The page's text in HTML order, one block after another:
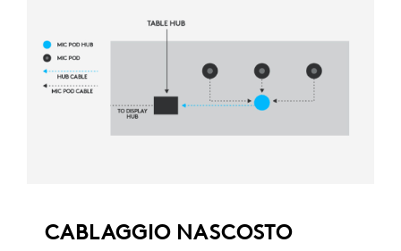
CABLAGGIO NASCOSTO